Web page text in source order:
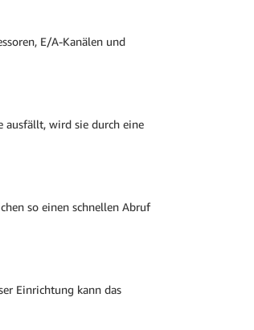
E/A-Kanälen und
ausfällt, wird sie durch eine
so einen schnellen Abruf
Einrichtung kann das